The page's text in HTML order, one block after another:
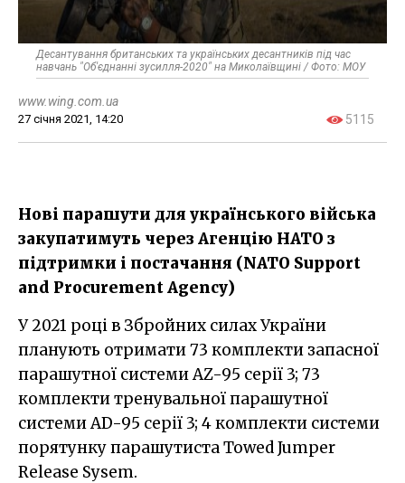
Десантування британських та українських десантників під час
навчань "Об'єднанні зусилля-2020" на Миколаївщині / Фото: МОУ
www.wing.com.ua
27 січня 2021, 14:20 5115
Нові парашути для українського війська
закупатимуть через Агенцію НАТО з
підтримки і постачання (NATO Support
and Procurement Agency)
У 2021 році в Збройних силах України
планують отримати 73 комплекти запасної
парашутної системи АZ-95 серії 3; 73
комплекти тренувальної парашутної
системи АD-95 серії 3; 4 комплекти системи
порятунку парашутиста Towed Jumper
Release Sysem.